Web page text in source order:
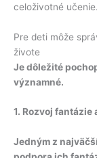
celoživotné učenie.
Pre deti môže
živote
Je dôležité
významné.
1. Rozvoj fantázie
Jedným z